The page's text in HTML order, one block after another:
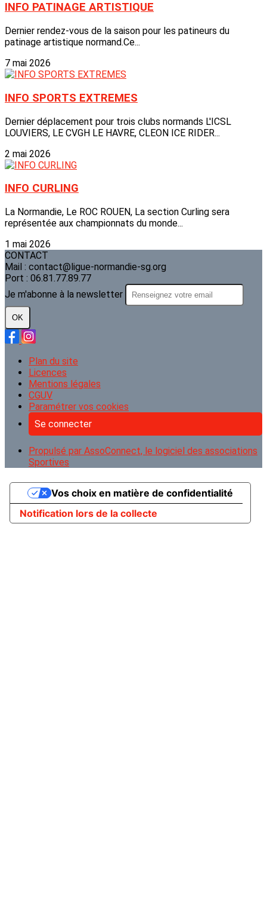
INFO PATINAGE ARTISTIQUE
Dernier rendez-vous de la saison pour les patineurs du
patinage artistique normand.Ce...
7 mai 2026
INFO SPORTS EXTREMES
Dernier déplacement pour trois clubs normands L'ICSL
LOUVIERS, LE CVGH LE HAVRE, CLEON ICE RIDER...
2 mai 2026
INFO CURLING
La Normandie, Le ROC ROUEN, La section Curling sera
représentée aux championnats du monde...
1 mai 2026
CONTACT
Mail : contact@ligue-normandie-sg.org
Port : 06.81.77.89.77
Je m'abonne à la newsletter
OK
Plan du site
Licences
Mentions légales
CGUV
Paramétrer vos cookies
Se connecter
Propulsé par AssoConnect, le logiciel des associations
Sportives
Notification lors de la collecte
Vos choix en matière de confidentialité